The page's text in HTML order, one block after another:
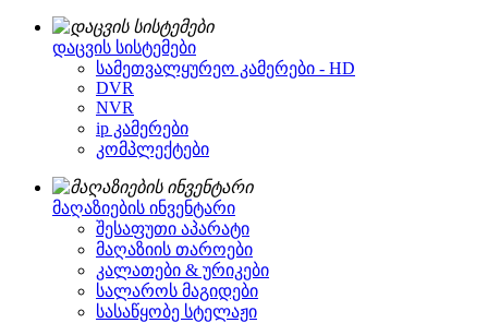
დაცვის სისტემები
სამეთვალყურეო კამერები - HD
DVR
NVR
ip კამერები
კომპლექტები
მაღაზიების ინვენტარი
შესაფუთი აპარატი
მაღაზიის თაროები
კალათები & ურიკები
სალაროს მაგიდები
სასაწყობე სტელაჟი